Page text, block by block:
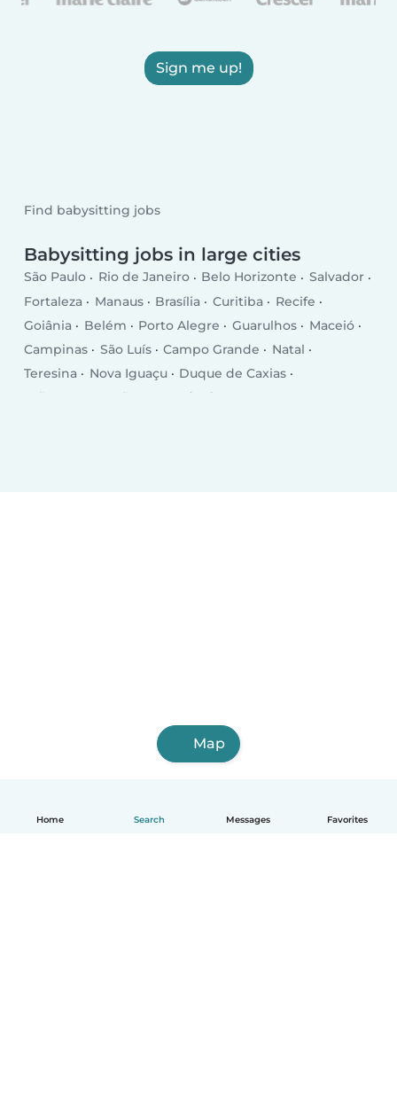
Home Search Messages Favorites
Sign me up!
Find babysitting jobs
Babysitting jobs in large cities
São Paulo Rio de Janeiro Belo Horizonte
Salvador
Fortaleza
Manaus Brasília Curitiba
Recife
Goiânia
Belém Porto Alegre Guarulhos
Maceió
Campinas
São Luís Campo Grande
Natal
Teresina
Nova Iguaçu
Duque de Caxias
João Pessoa
São Bernardo do Campo
Map